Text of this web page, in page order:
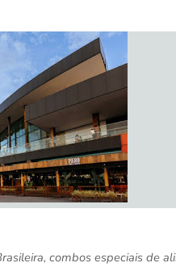
combos especiais de